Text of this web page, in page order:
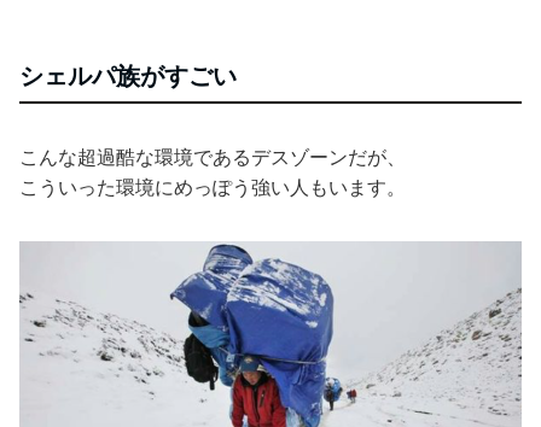
シェルパ族がすごい
こんな超過酷な環境であるデスゾーンだが、
こういった環境にめっぽう強い人もいます。